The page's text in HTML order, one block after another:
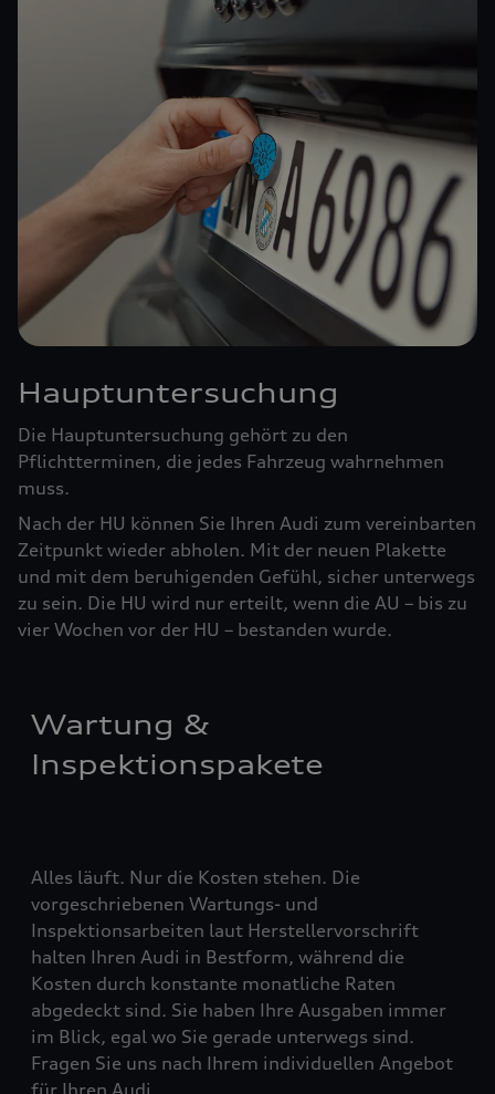
Hauptuntersuchung
Die Hauptuntersuchung gehört zu den
Pflichtterminen, die jedes Fahrzeug wahrnehmen
muss.
Nach der HU können Sie Ihren Audi zum vereinbarten
Zeitpunkt wieder abholen. Mit der neuen Plakette
und mit dem beruhigenden Gefühl, sicher unterwegs
zu sein. Die HU wird nur erteilt, wenn die AU – bis zu
vier ­Woch­en vor der HU – bestanden wurde.
Wartung &
Inspektionspakete
Alles läuft. Nur die Kosten stehen. Die
vorgeschriebenen Wartungs- und
Inspektionsarbeiten laut Herstellervorschrift
halten Ihren Audi in Bestform, während die
Kosten durch konstante monatliche Raten
abgedeckt sind. Sie haben Ihre Ausgaben immer
im Blick, egal wo Sie gerade unterwegs sind.
Fragen Sie uns nach Ihrem individuellen Angebot